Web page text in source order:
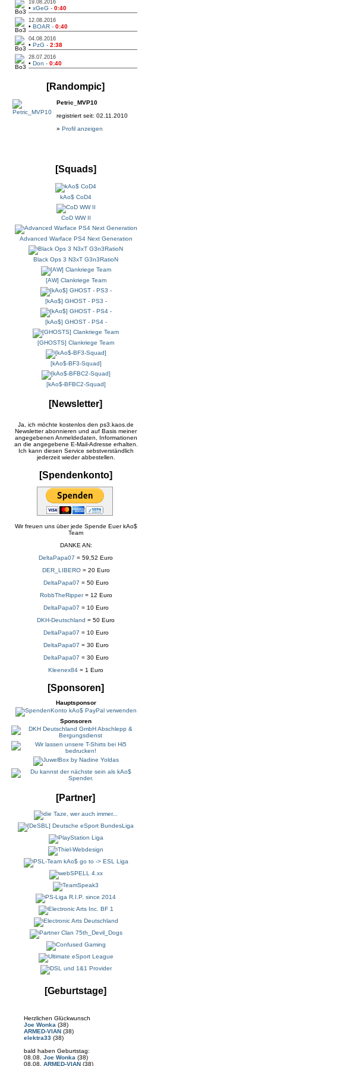
19.08.2016
• xGeG - 0:40
12.08.2016
• BOAR - 0:40
04.08.2016
• PzG - 2:38
28.07.2016
• Don - 0:40
[Randompic]
Petric_MVP10
registriert seit: 02.11.2010
» Profil anzeigen
[Squads]
kAo$ CoD4
CoD WW II
Advanced Warface PS4 Next Generation
Black Ops 3 N3xT G3n3RatioN
[AW] Clankriege Team
[kAo$] GHOST - PS3 -
[kAo$] GHOST - PS4 -
[GHOSTS] Clankriege Team
[kAo$-BF3-Squad]
[kAo$-BFBC2-Squad]
[Newsletter]
Ja, ich möchte kostenlos den ps3.kaos.de
Newsletter abonnieren und auf Basis meiner
angegebenen Anmeldedaten, Informationen
an die angegebene E-Mail-Adresse erhalten.
Ich kann diesen Service sebstverständlich
jederzeit wieder abbestellen.
[Spendenkonto]
Wir freuen uns über jede Spende Euer kAo$
Team
DANKE AN:
DeltaPapa07 = 59,52 Euro
DER_LIBERO= 20 Euro
DeltaPapa07 = 50 Euro
RobbTheRipper= 12 Euro
DeltaPapa07 = 10 Euro
DKH-Deutschland = 50 Euro
DeltaPapa07 = 10 Euro
DeltaPapa07 = 30 Euro
DeltaPapa07 = 30 Euro
Kleenex84 = 1 Euro
[Sponsoren]
Hauptsponsor
Sponsoren
[Partner]
[Geburtstage]
Herzlichen Glückwunsch
Joe Wonka (38)
ARMED-VIAN (38)
elektra33 (38)
bald haben Geburtstag:
08.08. Joe Wonka (38)
08.08. ARMED-VIAN (38)